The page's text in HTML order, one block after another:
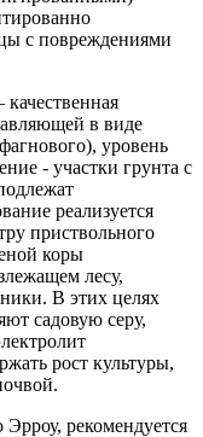
с повреждениями
в виде
уровень
- участки грунта с
реализуется
приствольного
коры
лесу,
В этих целях
садовую серу,
рост культуры,
рекомендуется